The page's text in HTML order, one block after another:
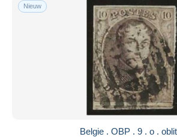
Nieuw
Belgie . OBP . 9 . o .